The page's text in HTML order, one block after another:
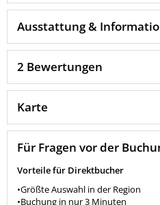
Ausstattung &
2 Bewertungen
Karte
Für Fragen vor der
Vorteile für Direktbucher
•Größte Auswahl in der Region
•Buchung in nur 3 Minuten